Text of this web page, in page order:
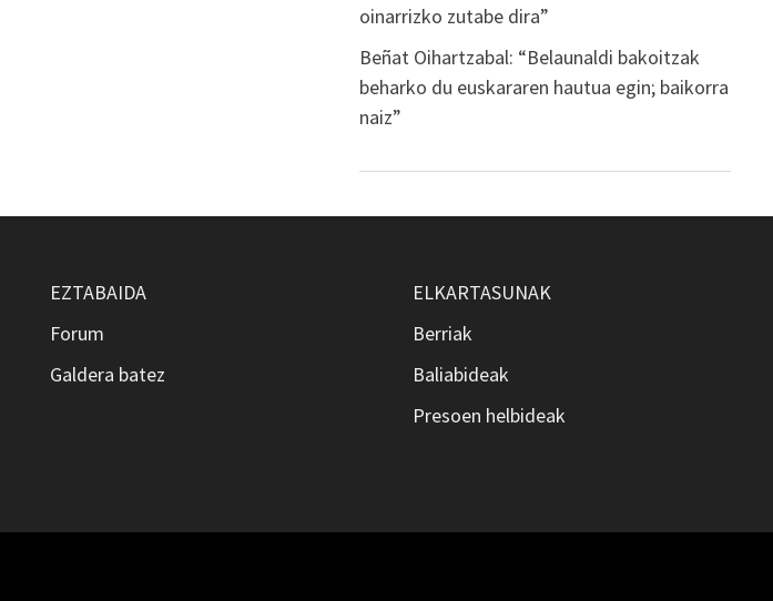
oinarrizko zutabe dira”
Beñat Oihartzabal: “Belaunaldi bakoitzak
beharko du euskararen hautua egin; baikorra
naiz”
EZTABAIDA
Forum
Galdera batez
ELKARTASUNAK
Berriak
Baliabideak
Presoen helbideak